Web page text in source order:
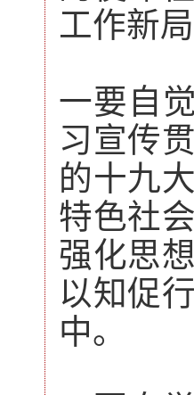
工作新
一要自
习宣传
的十九
特色社
强化思
以知促
中。